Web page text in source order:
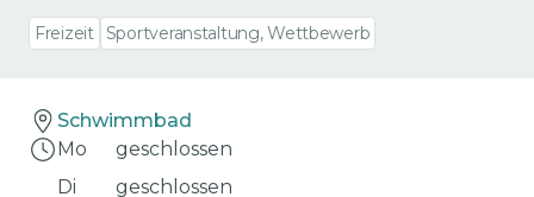
Freizeit Sportveranstaltung, Wettbewerb
Schwimmbad
Mo
geschlossen
Di
geschlossen